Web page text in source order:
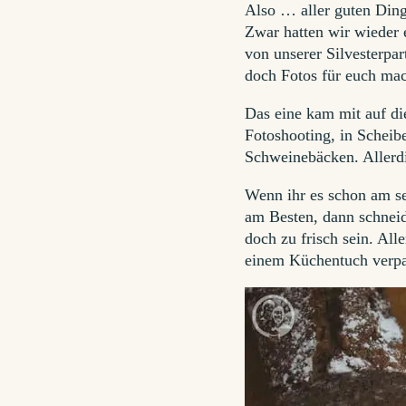
Also … aller guten
Zwar hatten wir wieder
von unserer
doch Fotos für euch
Das eine kam mit auf
Fotoshooting, in
Schweinebäcken.
Wenn ihr es schon am
am Besten, dann
doch zu frisch sein.
einem Küchentuch